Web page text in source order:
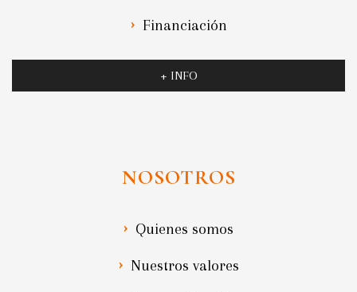
Financiación
+ INFO
NOSOTROS
Quienes somos
Nuestros valores